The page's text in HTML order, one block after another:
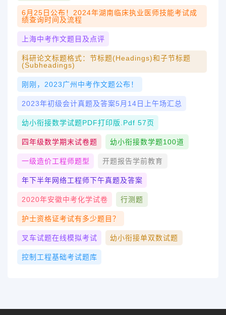
6月25日公布！2024年湖南临床执业医师技能考试成
绩查询时间及流程
上海中考作文题目及点评
科研论文标题格式：节标题(Headings)和子节标题
(Subheadings)
刚刚，2023广州中考作文题公布！
2023年初级会计真题及答案5月14日上午场汇总
幼小衔接数学试题PDF打印版.pdf 57页
四年级数学期末试卷题 幼小衔接数学题100道
一级造价工程师题型 开题报告学前教育
年下半年网络工程师下午真题及答案
2020年安徽中考化学试卷 行测题
护士资格证考试有多少题目？
叉车试题在线模拟考试 幼小衔接单双数试题
控制工程基础考试题库